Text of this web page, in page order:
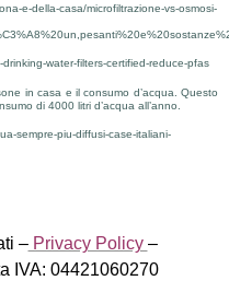
e-della-casa/microfiltrazione-vs-osmosi-
water-filters-certified-reduce-pfas
in casa e il consumo d’acqua. Questo
di 4000 litri d’acqua all’anno.
sempre-piu-diffusi-case-italiani-
–Privacy Policy –
IVA: 04421060270